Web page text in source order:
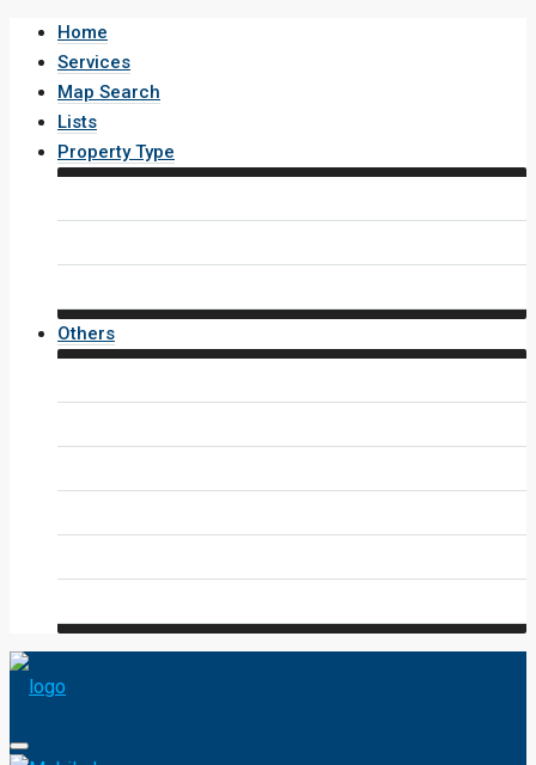
Home
Services
Map Search
Lists
Property Type
Others